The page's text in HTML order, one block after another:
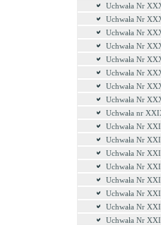
Uchwała Nr
Uchwała Nr
Uchwała Nr
Uchwała Nr
Uchwała Nr
Uchwała Nr
Uchwała Nr
Uchwała Nr
Uchwała nr
Uchwała Nr
Uchwała Nr
Uchwała Nr
Uchwała Nr
Uchwała Nr
Uchwała Nr
Uchwała Nr
Uchwała Nr